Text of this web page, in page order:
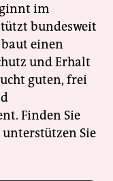
im
bundesweit
einen
und Erhalt
guten, frei
Finden Sie
Sie